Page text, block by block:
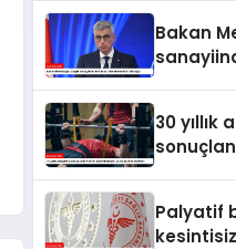
Bakan
30 yıllık
Palyatif